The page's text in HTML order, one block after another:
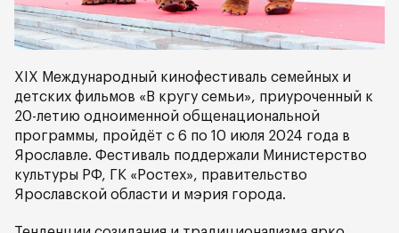
XIХ Международный кинофестиваль семейных и
детских фильмов «В кругу семьи», приуроченный к
20-летию одноименной общенациональной
программы, пройдёт с 6 по 10 июля 2024 года в
Ярославле. Фестиваль поддержали Министерство
культуры РФ, ГК «Ростех», правительство
Ярославской области и мэрия города.